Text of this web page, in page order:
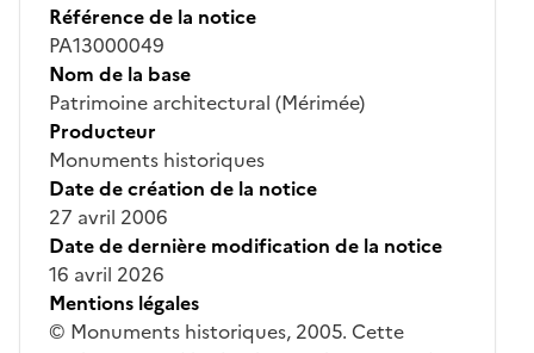
Référence de la notice
PA13000049
Nom de la base
Patrimoine architectural (Mérimée)
Producteur
Monuments historiques
Date de création de la notice
27 avril 2006
Date de dernière modification de la notice
16 avril 2026
Mentions légales
© Monuments historiques, 2005. Cette